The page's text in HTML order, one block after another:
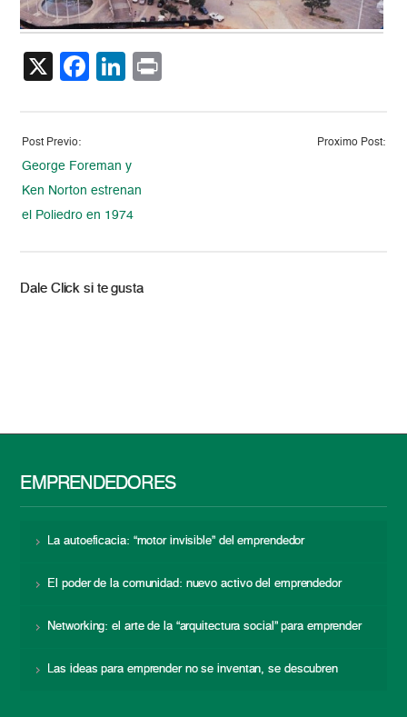
X Facebook
LinkedIn
Post Previo:
George Foreman y
Ken Norton estrenan
el Poliedro en 1974
Proximo Post:
Dale Click si te gusta
EMPRENDEDORES
La autoeficacia: “motor invisible” del emprendedor
El poder de la comunidad: nuevo activo del emprendedor
Networking: el arte de la “arquitectura social” para emprender
Las ideas para emprender no se inventan, se descubren